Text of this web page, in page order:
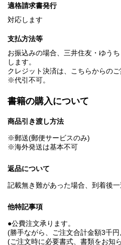
適格請求書発行
対応します
支払方法等
お振込みの場合、三井住友・ゆう
します。
クレジット決済は、こちらからのご
※代引不可。
書籍の購入について
商品引き渡し方法
※郵送(郵便サービスのみ)
※海外発送は基本不可
返品について
記載無き難があった場合、到着後一
他特記事項
●公費注文承ります。
(勝手ながら、ご注文合計金額3千
(ご注文時に必要書式、書類をお知